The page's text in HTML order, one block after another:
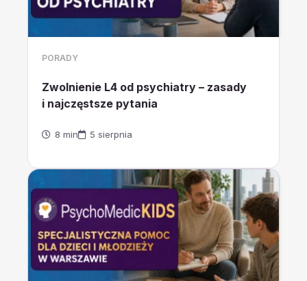
PORADY
Zwolnienie L4 od psychiatry – zasady
i najczęstsze pytania
8 min 5 sierpnia